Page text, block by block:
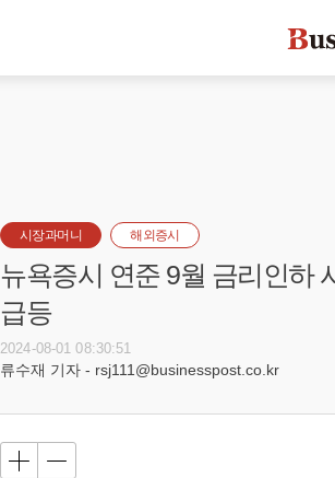
시장과머니 해외증시
뉴욕증시 연준 9월 금리인하
급등
2024-08-01 08:30:51
류수재 기자 - rsj111@businesspost.co.kr